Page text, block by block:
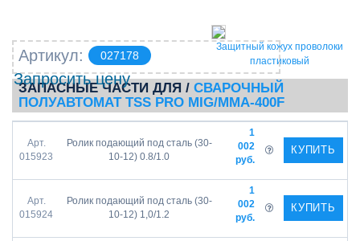
Защитный кожух проволоки
пластиковый
Артикул: 027178
Запросить цену
ЗАПАСНЫЕ ЧАСТИ ДЛЯ / СВАРОЧНЫЙ
ПОЛУАВТОМАТ TSS PRO MIG/MMA-400F
Арт.
015923
Ролик подающий под сталь (30-
10-12) 0.8/1.0
1
002
руб.
КУПИТЬ
Арт.
015924
Ролик подающий под сталь (30-
10-12) 1,0/1.2
1
002
руб.
КУПИТЬ